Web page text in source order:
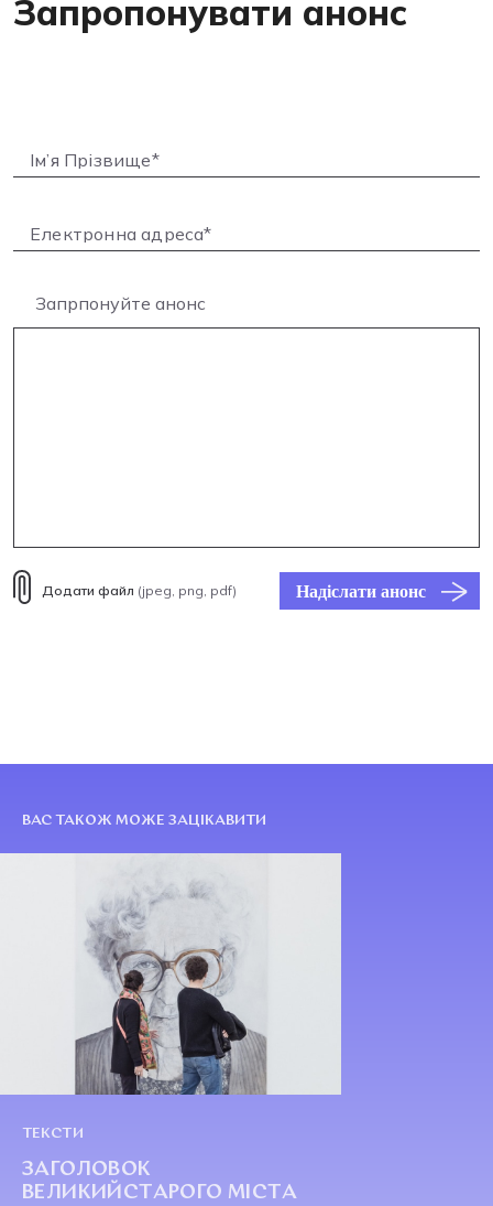
Запропонувати анонс
Запрпонуйте анонс
Додати файл (jpeg, png, pdf) Надіслати анонс
ВАС ТАКОЖ МОЖЕ ЗАЦІКАВИТИ
ТЕКСТИ
ЗАГОЛОВОК
ВЕЛИКИЙСТАРОГО МІСТА